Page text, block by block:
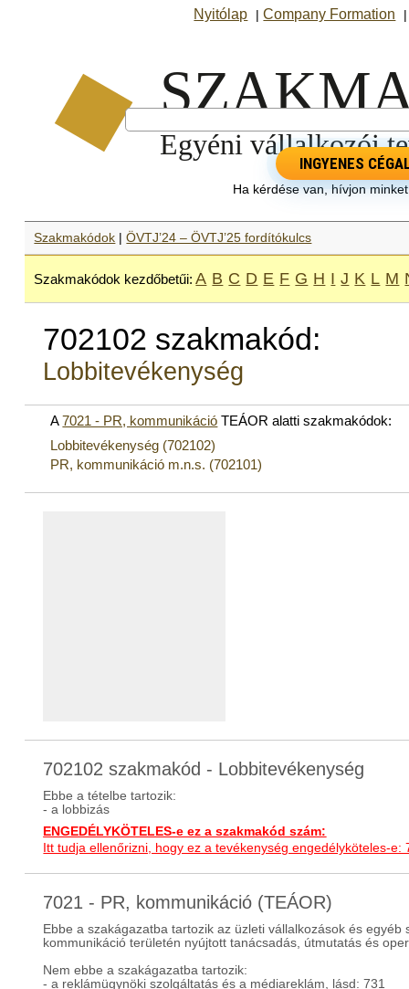
Nyitólap |Company Formation
INGYENES
Ha kérdése van, hívjon
Szakmakódok |ÖVTJ’24 – ÖVTJ’25 fordítókulcs
Szakmakódok kezdőbetűi: A B C D E F G H I J K L M
702102 szakmakód:
Lobbitevékenység
A7021 - PR, kommunikáció TEÁOR alatti szakmakódok:
Lobbitevékenység (702102)
PR, kommunikáció m.n.s. (702101)
702102 szakmakód - Lobbitevékenység
Ebbe a tételbe tartozik:
- a lobbizás
ENGEDÉLYKÖTELES-e ez a szakmakód szám:
Itt tudja ellenőrizni, hogy ez a tevékenység engedélyköteles-e:
7021 - PR, kommunikáció (TEÁOR)
Ebbe a szakágazatba tartozik az üzleti vállalkozások és
kommunikáció területén nyújtott tanácsadás, útmutatás és
Nem ebbe a szakágazatba tartozik:
- a reklámügynöki szolgáltatás és a médiareklám, lásd: 731